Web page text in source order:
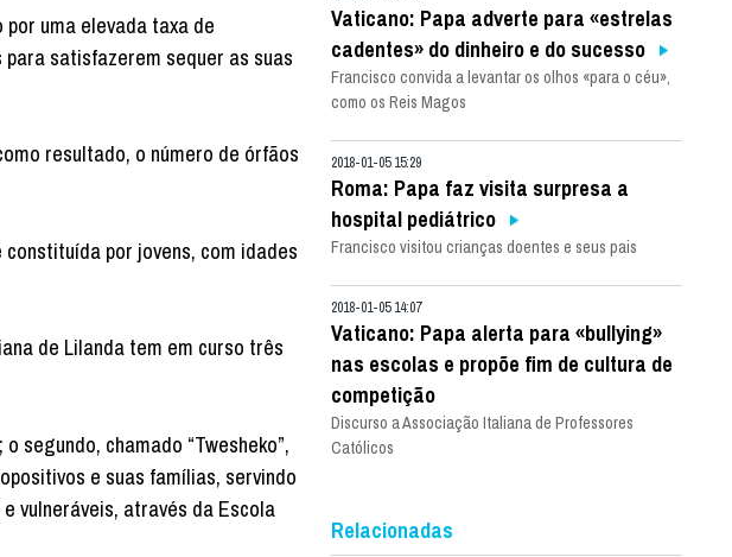
uma elevada taxa de
satisfazerem sequer as suas
resultado, o número de órfãos
por jovens, com idades
de Lilanda tem em curso três
chamado “Twesheko”,
e suas famílias, servindo
vulneráveis, através da Escola
Vaticano: Papa adverte para «estrelas
cadentes» do dinheiro e do sucesso
Francisco convida a levantar os olhos «para o céu»,
como os Reis Magos
2018-01-05 15:29
Roma: Papa faz visita surpresa a
hospital pediátrico
Francisco visitou crianças doentes e seus pais
2018-01-05 14:07
Vaticano: Papa alerta para «bullying»
nas escolas e propõe fim de cultura de
competição
Discurso a Associação Italiana de Professores
Católicos
Relacionadas